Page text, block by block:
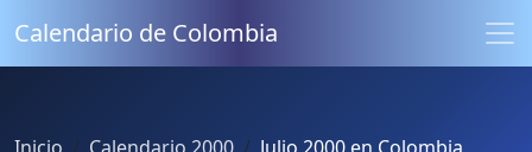
Calendario de Colombia